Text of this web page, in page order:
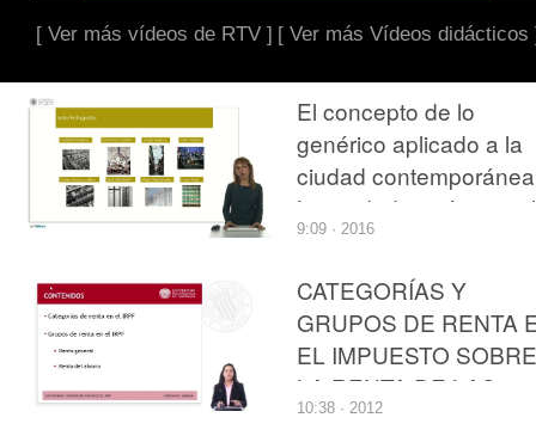
[ Ver más vídeos de RTV ] [ Ver más Vídeos didácticos
El concepto de lo
genérico aplicado a la
ciudad
La ciudad genérica y el
espacio basura de
9:09 · 2016
CATEGORÍAS Y
GRUPOS DE RENTA
EL IMPUESTO SOBRE
LA RENTA DE LAS
PERSONAS FÍSICAS
10:38 · 2012